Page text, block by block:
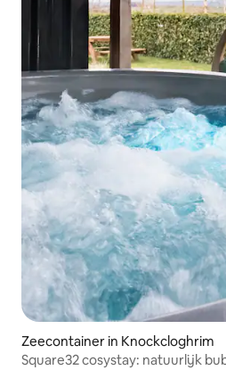
Zeecontainer in Knockcloghrim
Square32 cosystay: natuurlijk